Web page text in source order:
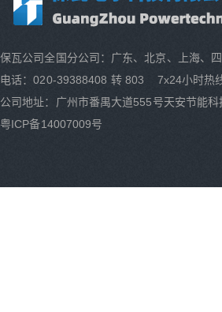
保瓦公司全国分公司：广东、北京、上海、
电话：020-39388408 转 803 7x24小时
公司地址：广州市番禺大道555号天安节能
粤ICP备14007009号